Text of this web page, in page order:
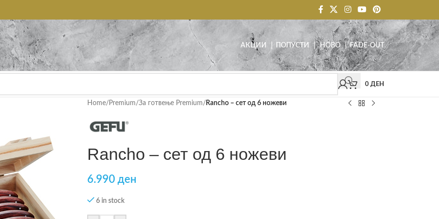
АКЦИИ | ПОПУСТИ |НОВО|FADE-OUT
0 ДЕН
Home/ Premium/За готвење Premium/ Rancho – сет од 6 ножеви
Rancho – сет од 6 ножеви
6.990 ден
6 in stock